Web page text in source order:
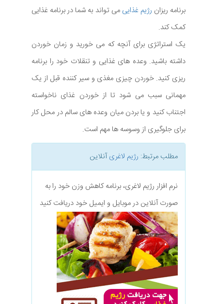
برنامه ریزان رژیم غذاییمی تواند به شما در برنامه غذایی
کمک کند.
یک استراتژی برای آنچه که می خورید و زمان خوردن
داشته باشید. وعده های غذایی و تنقلات خود را برنامه
ریزی کنید. خوردن چیزی مغذی و سیر کننده قبل از یک
مهمانی سبب می شود تا از خوردن غذای ناخواسته
اجتناب کنید و یا بردن میان وعده های سالم در محل کار
برای جلوگیری از وسوسه ها مهم است.
مطلب مرتبط: رژیم لاغریآنلاین
نرم افزار رژیم لاغری، برنامه کاهش وزن خود را به
صورت آنلاین در موبایل و ایمیل خود دریافت کنید